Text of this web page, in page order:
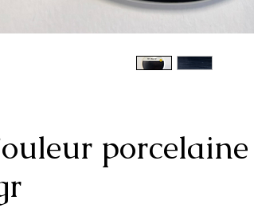
porcelaine